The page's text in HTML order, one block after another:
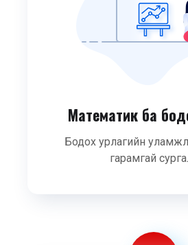
Математик ба
Бодох урлагийн
гарамгай